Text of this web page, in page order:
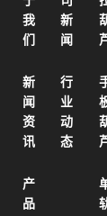
我
们
新
闻
资
讯
产
品
新
闻
行
业
动
态